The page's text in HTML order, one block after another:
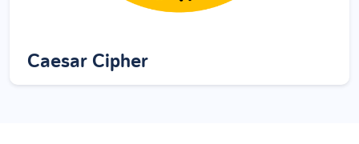
Caesar Cipher